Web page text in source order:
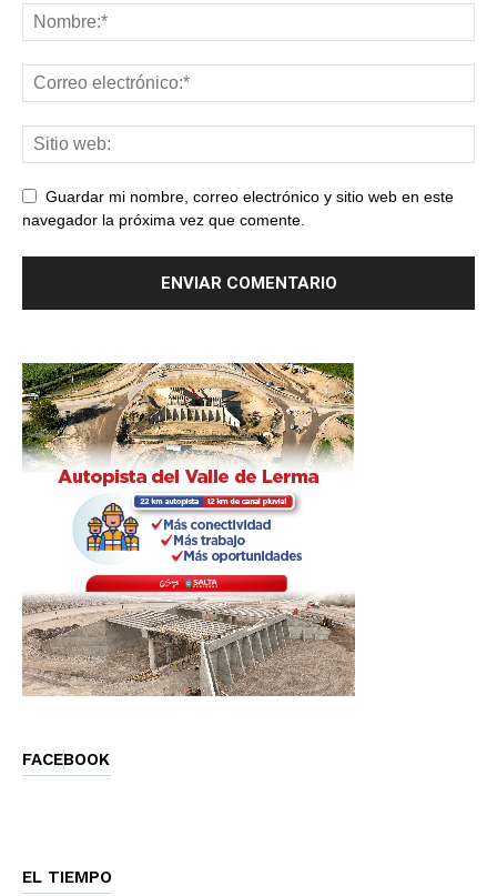
Guardar mi nombre, correo electrónico y sitio web en este
navegador la próxima vez que comente.
FACEBOOK
EL TIEMPO